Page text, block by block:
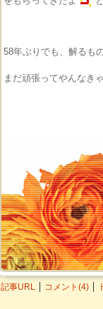
58年ぶりでも、解るも
まだ頑張ってやんなき
記事URL コメント(4)